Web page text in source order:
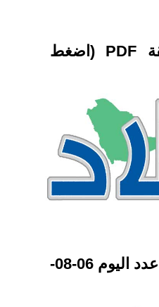
الاصدارات السابقة PDF (اضغط
تحميل PDF البلاد عدد اليوم 06-08-